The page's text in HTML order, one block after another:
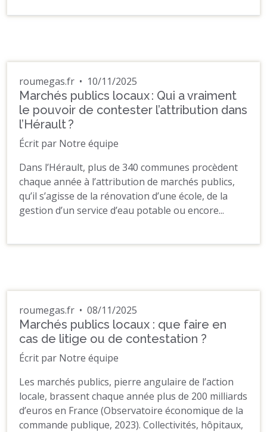
roumegas.fr • 10/11/2025
Marchés publics locaux : Qui a vraiment
le pouvoir de contester l’attribution dans
l’Hérault ?
Écrit par Notre équipe
Dans l’Hérault, plus de 340 communes procèdent
chaque année à l’attribution de marchés publics,
qu’il s’agisse de la rénovation d’une école, de la
gestion d’un service d’eau potable ou encore...
roumegas.fr • 08/11/2025
Marchés publics locaux : que faire en
cas de litige ou de contestation ?
Écrit par Notre équipe
Les marchés publics, pierre angulaire de l’action
locale, brassent chaque année plus de 200 milliards
d’euros en France (Observatoire économique de la
commande publique, 2023). Collectivités, hôpitaux,